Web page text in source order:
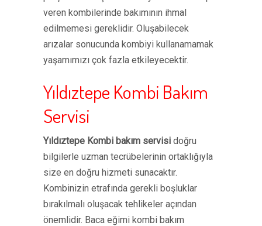
veren kombilerinde bakımının ihmal
edilmemesi gereklidir. Oluşabilecek
arızalar sonucunda kombiyi kullanamamak
yaşamımızı çok fazla etkileyecektir.
Yıldıztepe Kombi Bakım
Servisi
Yıldıztepe Kombi bakım servisi doğru
bilgilerle uzman tecrübelerinin ortaklığıyla
size en doğru hizmeti sunacaktır.
Kombinizin etrafında gerekli boşluklar
bırakılmalı oluşacak tehlikeler açından
önemlidir. Baca eğimi kombi bakım